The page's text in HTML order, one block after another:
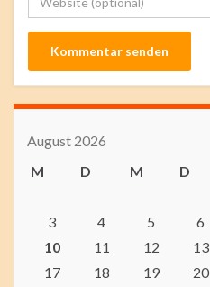
August 2026
M
D M D
3
4 5 6
10
11 12 13
17
18 19 20